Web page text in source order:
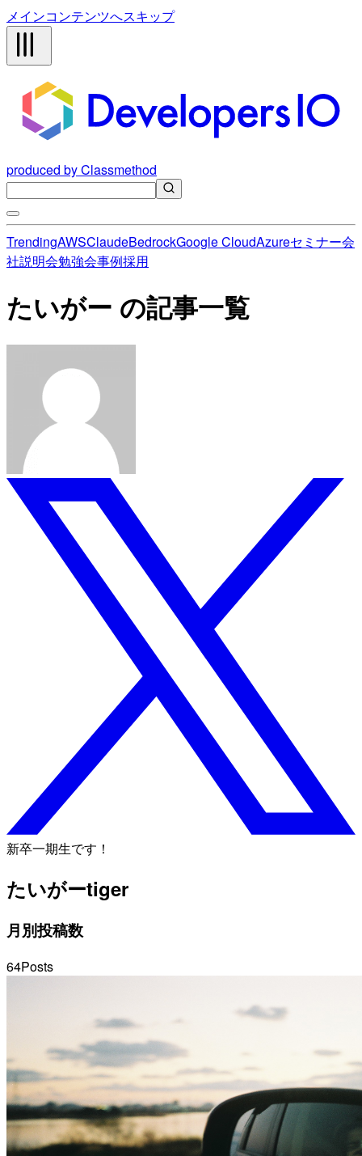
メインコンテンツへスキップ
produced by Classmethod
TrendingAWSClaudeBedrockGoogle CloudAzureセミナー会
社説明会勉強会事例採用
たいがー の記事一覧
新卒一期生です！
たいがーtiger
月別投稿数
64Posts